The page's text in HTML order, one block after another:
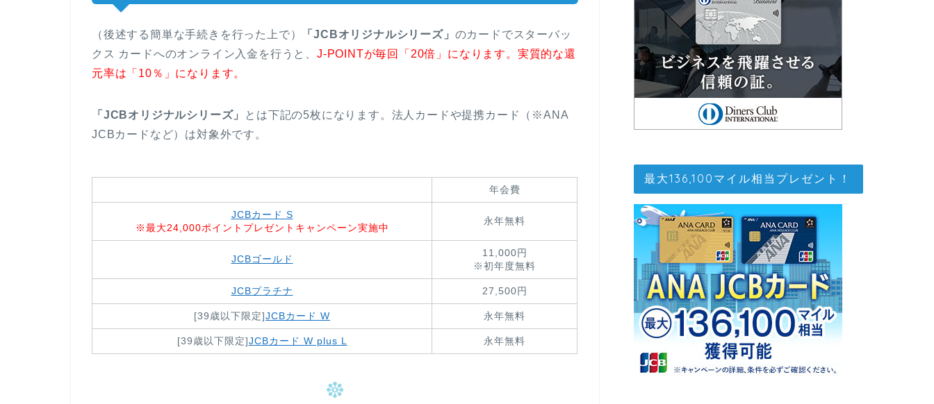
（後述する簡単な手続きを行った上で） 「JCBオリジナルシリーズ」 のカードでスターバッ
クス カードへのオンライン入金を行うと、 J-POINTが毎回「20倍」になります。実質的な還
元率は「10％」になります。
「JCBオリジナルシリーズ」
とは下記の5枚になります。法人カードや提携カード（※ANA
JCBカードなど）は対象外です。
年会費
JCBカード S
※最大24,000ポイントプレゼントキャンペーン実施中
永年無料
JCBゴールド
11,000円
※初年度無料
JCBプラチナ 27,500円
[39歳以下限定]JCBカード W 永年無料
[39歳以下限定]JCBカード W plus L 永年無料
最大136,100マイル相当プレゼント！